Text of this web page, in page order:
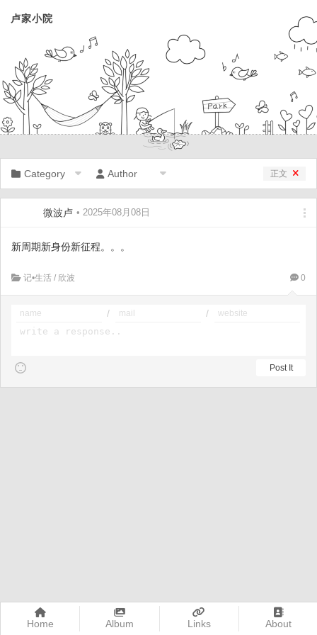
卢家小院
Home Album Links About
Category Author 正文
微波卢 • 2025年08月08日
新周期新身份新征程。。。
记•生活 / 欣波 0
/ /